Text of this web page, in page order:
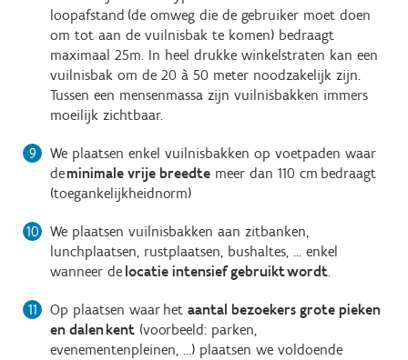
loopafstand (de omweg die de gebruiker moet doen
om tot aan de vuilnisbak te komen) bedraagt
maximaal 25m. In heel drukke winkelstraten kan een
vuilnisbak om de 20 à 50 meter noodzakelijk zijn.
Tussen een mensenmassa zijn vuilnisbakken immers
moeilijk zichtbaar.
We plaatsen enkel vuilnisbakken op voetpaden waar
deminimale vrije breedte meer dan 110 cm bedraagt
(toegankelijkheidnorm)
We plaatsen vuilnisbakken aan zitbanken,
lunchplaatsen, rustplaatsen, bushaltes, … enkel
wanneer de locatie intensief gebruikt wordt.
Op plaatsen waar het aantal bezoekers grote pieken
en dalen kent (voorbeeld: parken,
evenementenpleinen, …) plaatsen we voldoende